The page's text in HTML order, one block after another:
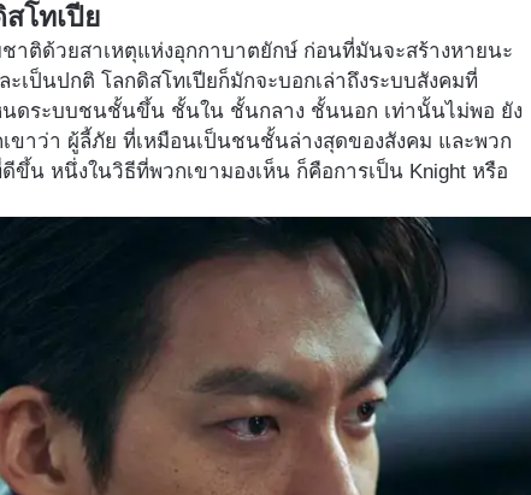
โทเปีย
ติด้วยสาเหตุแห่งอุกกาบาตยักษ์​ ก่อนที่มันจะสร้างหายนะ
เป็นปกติ โลกดิสโทเปียก็มักจะบอกเล่าถึงระบบสังคมที่
นดระบบชนชั้นขึ้น ชั้นใน ชั้นกลาง ชั้นนอก เท่านั้นไม่พอ ยัง
ขาว่า ผู้ลี้ภัย ที่เหมือนเป็นชนชั้นล่างสุดของสังคม และพวก
น หนึ่งในวิธีที่พวกเขามองเห็น ก็คือการเป็น Knight หรือ